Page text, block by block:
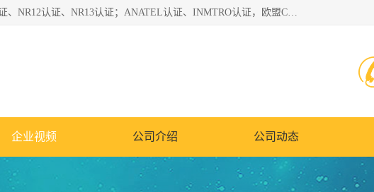
*是一家的测试、评估、检查与认机构，主要从事巴西NR10认证、NR12认证、NR13认证；ANATEL认证、INMTRO认证，欧盟CE认证：MD认证，PED认证，MID认证，ATEX认证，德国蓝色天使认证。
企业视频 公司介绍 公司动态